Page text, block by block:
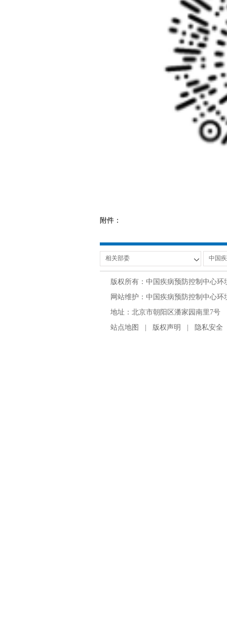
附件：
版权所有：中国疾病预防控制中心环
网站维护：中国疾病预防控制中心
地址：北京市朝阳区潘家园南里7号
站点地图
版权声明 隐私安全